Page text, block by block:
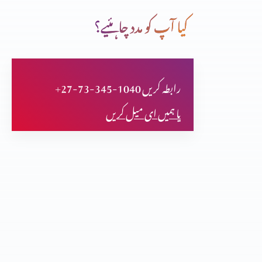
حضرت سموئیل خدا تعالٰی کا نزیر
حضرت بوعز داود کے پٹرداداکی حیاتِ طیبہ
کیا آپ کو مدد چاہئیے؟
+27-73-345-1040 رابطہ کریں
یا ہمیں ای میل کریں